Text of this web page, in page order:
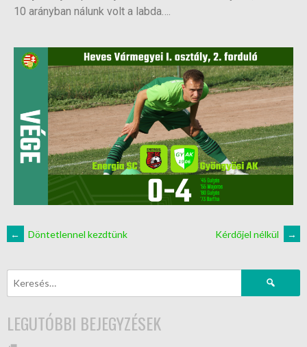
10 arányban nálunk volt a labda….
← Döntetlennel kezdtünk Kérdőjel nélkül →
LEGUTÓBBI BEJEGYZÉSEK